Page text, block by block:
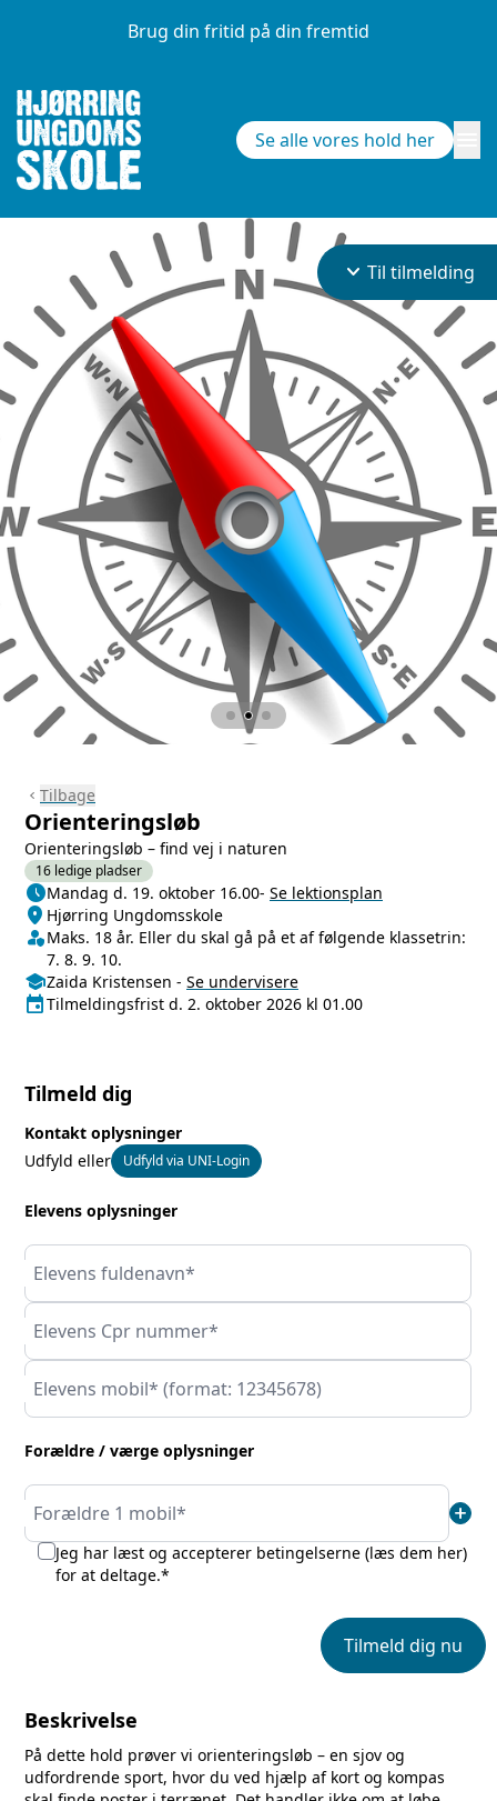
Brug din fritid på din fremtid
Se alle vores hold her
keyboard_arrow_down Til tilmelding
chevron_left Tilbage
Orienteringsløb
Orienteringsløb – find vej i naturen
16 ledige pladser
Næste lektion
scheduleMandag d. 19. oktober 16.00- Se lektionsplan
Sted/Adresse
location_on Hjørring Ungdomsskole
Klasse/Aldersbegrænsning
person_shieldMaks. 18 år. Eller du skal gå på et af følgende klassetrin:
7. 8. 9. 10.
Undervisere
schoolZaida Kristensen - Se undervisere
Tilmeldingsfrist
eventTilmeldingsfrist d. 2. oktober 2026 kl 01.00
Tilmeld dig
Kontakt oplysninger
Udfyld eller
Udfyld via UNI-Login
Elevens oplysninger
Elevens fuldenavn*
Elevens Cpr nummer*
Elevens mobil* (format: 12345678)
Forældre / værge oplysninger
Forældre 1 mobil* add
Jeg har læst og accepterer betingelserne (læs dem her)
for at deltage.*
Tilmeld dig nu
Beskrivelse
På dette hold prøver vi orienteringsløb – en sjov og
udfordrende sport, hvor du ved hjælp af kort og kompas